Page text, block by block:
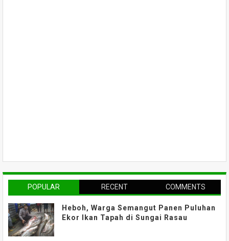
POPULAR RECENT COMMENTS
Heboh, Warga Semangut Panen Puluhan
Ekor Ikan Tapah di Sungai Rasau